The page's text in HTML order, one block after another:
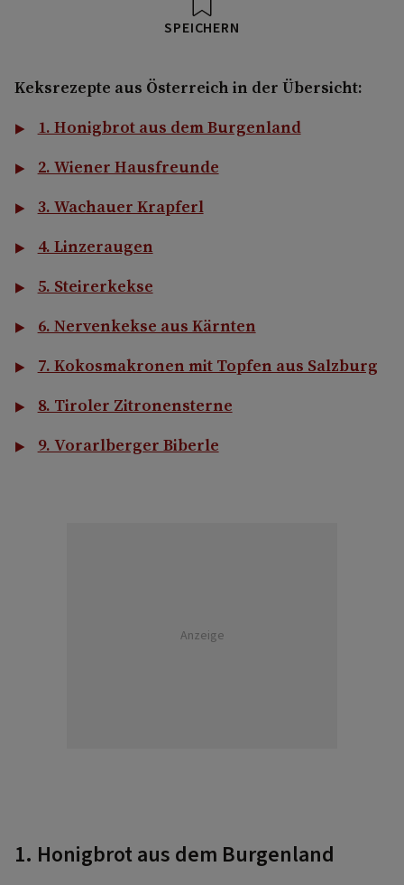
SPEICHERN
Keksrezepte aus Österreich in der Übersicht:
1. Honigbrot aus dem Burgenland
2. Wiener Hausfreunde
3. Wachauer Krapferl
4. Linzeraugen
5. Steirerkekse
6. Nervenkekse aus Kärnten
7. Kokosmakronen mit Topfen aus Salzburg
8. Tiroler Zitronensterne
9. Vorarlberger Biberle
Anzeige
1. Honigbrot aus dem Burgenland